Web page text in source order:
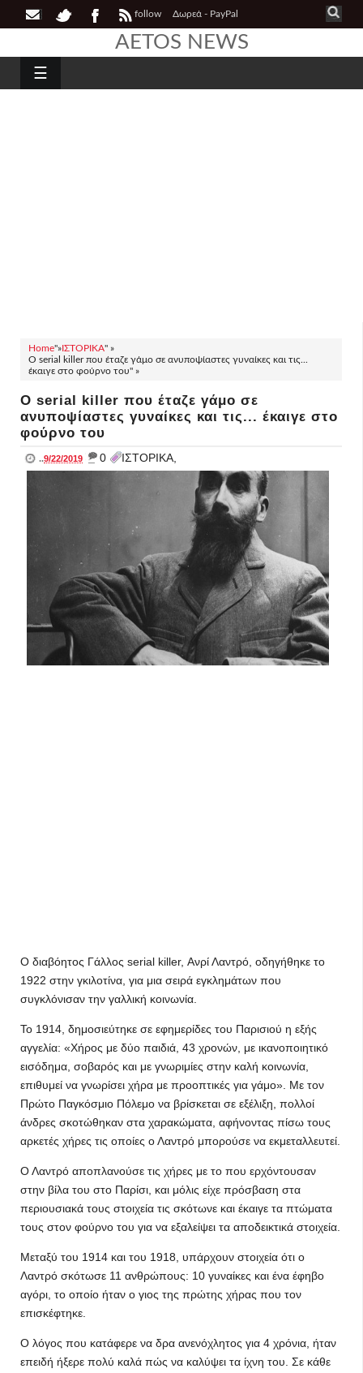
follow Δωρεά - PayPal
AETOS NEWS
☰
Home"»ΙΣΤΟΡΙΚΑ" »
Ο serial killer που έταζε γάμο σε ανυποψίαστες γυναίκες και τις...
έκαιγε στο φούρνο του" »
Ο serial killer που έταζε γάμο σε
ανυποψίαστες γυναίκες και τις... έκαιγε στο
φούρνο του
..9/22/2019 _ 0 ΙΣΤΟΡΙΚΑ,
Ο διαβόητος Γάλλος serial killer, Ανρί Λαντρό, οδηγήθηκε το
1922 στην γκιλοτίνα, για μια σειρά εγκλημάτων που
συγκλόνισαν την γαλλική κοινωνία.
Το 1914, δημοσιεύτηκε σε εφημερίδες του Παρισιού η εξής
αγγελία: «Χήρος με δύο παιδιά, 43 χρονών, με ικανοποιητικό
εισόδημα, σοβαρός και με γνωριμίες στην καλή κοινωνία,
επιθυμεί να γνωρίσει χήρα με προοπτικές για γάμο». Με τον
Πρώτο Παγκόσμιο Πόλεμο να βρίσκεται σε εξέλιξη, πολλοί
άνδρες σκοτώθηκαν στα χαρακώματα, αφήνοντας πίσω τους
αρκετές χήρες τις οποίες ο Λαντρό μπορούσε να εκμεταλλευτεί.
Ο Λαντρό αποπλανούσε τις χήρες με το που ερχόντουσαν
στην βίλα του στο Παρίσι, και μόλις είχε πρόσβαση στα
περιουσιακά τους στοιχεία τις σκότωνε και έκαιγε τα πτώματα
τους στον φούρνο του για να εξαλείψει τα αποδεικτικά στοιχεία.
Μεταξύ του 1914 και του 1918, υπάρχουν στοιχεία ότι ο
Λαντρό σκότωσε 11 ανθρώπους: 10 γυναίκες και ένα έφηβο
αγόρι, το οποίο ήταν ο γιος της πρώτης χήρας που τον
επισκέφτηκε.
Ο λόγος που κατάφερε να δρα ανενόχλητος για 4 χρόνια, ήταν
επειδή ήξερε πολύ καλά πώς να καλύψει τα ίχνη του. Σε κάθε